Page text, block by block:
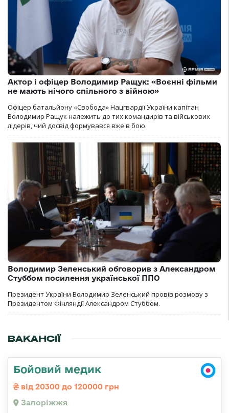
Актор і офіцер Володимир Ращук: «Воєнні фільми
не мають нічого спільного з війною»
Офіцер батальйону «Свобода» Нацгвардії України капітан
Володимир Ращук належить до тих командирів та військових
лідерів, чий досвід формувався вже в бою.
Володимир Зеленський обговорив з Александром
Стуббом посилення української ППО
Президент України Володимир Зеленський провів розмову з
Президентом Фінляндії Александром Стуббом.
ВАКАНСІЇ
Бойовий медик
від 20300 до 120000 грн
Запоріжжя